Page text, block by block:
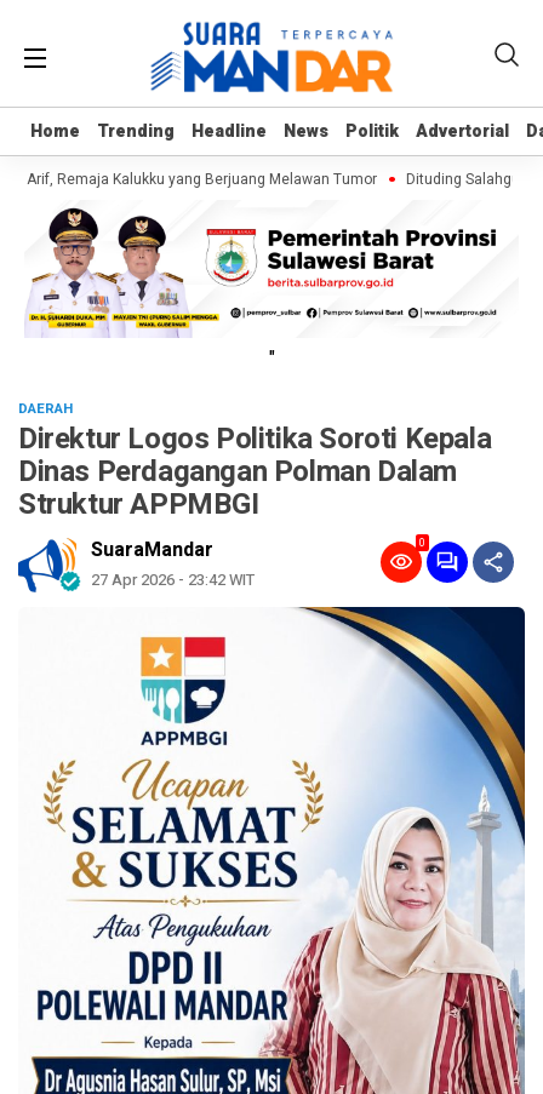
Home Trending Headline News Politik Advertorial
Home Trending Headline News Politik Advertorial
Arif, Remaja Kalukku yang Berjuang Melawan Tumor Dituding
"
DAERAH
Direktur Logos Politika Soroti Kepala
Dinas Perdagangan Polman Dalam
Struktur APPMBGI
SuaraMandar
27 Apr 2026 - 23:42 WIT
0